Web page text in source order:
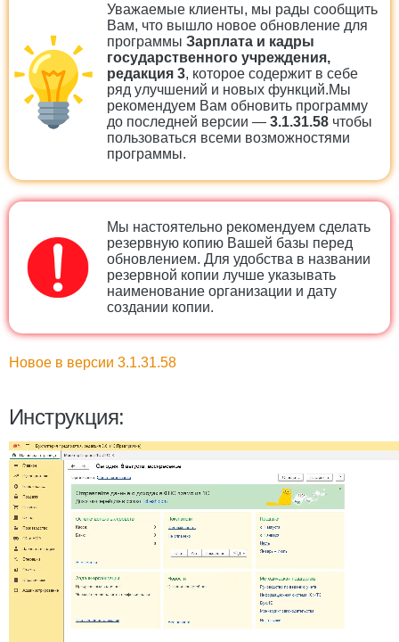
Уважаемые клиенты, мы рады сообщить
Вам, что вышло новое обновление для
программы Зарплата и кадры
государственного учреждения,
редакция 3, которое содержит в себе
ряд улучшений и новых функций.Мы
рекомендуем Вам обновить программу
до последней версии — 3.1.31.58 чтобы
пользоваться всеми возможностями
программы.
Мы настоятельно рекомендуем сделать
резервную копию Вашей базы перед
обновлением. Для удобства в названии
резервной копии лучше указывать
наименование организации и дату
создании копии.
Новое в версии 3.1.31.58
Инструкция: